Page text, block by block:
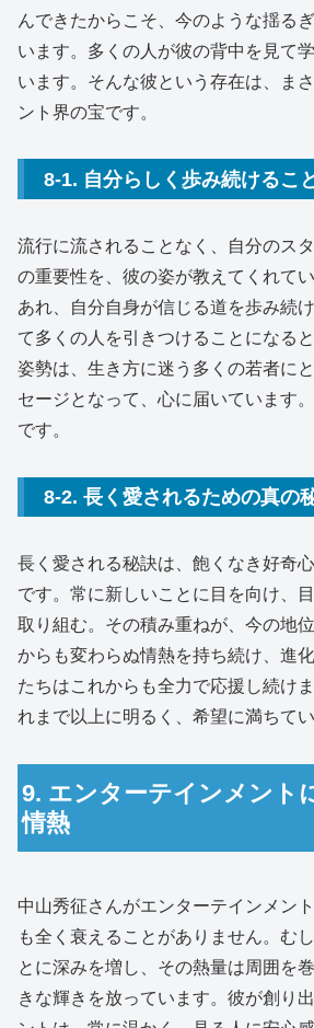
んできたからこそ、今のような揺る
います。多くの人が彼の背中を見て
います。そんな彼という存在は、ま
ント界の宝です。
8-1. 自分らしく歩み続けるこ
流行に流されることなく、自分のス
の重要性を、彼の姿が教えてくれて
あれ、自分自身が信じる道を歩み続
て多くの人を引きつけることになる
姿勢は、生き方に迷う多くの若者に
セージとなって、心に届いています
です。
8-2. 長く愛されるための真の
長く愛される秘訣は、飽くなき好奇
です。常に新しいことに目を向け、
取り組む。その積み重ねが、今の地
からも変わらぬ情熱を持ち続け、進
たちはこれからも全力で応援し続け
れまで以上に明るく、希望に満ちてい
9. エンターテインメント
情熱
中山秀征さんがエンターテインメン
も全く衰えることがありません。む
とに深みを増し、その熱量は周囲を
きな輝きを放っています。彼が創り